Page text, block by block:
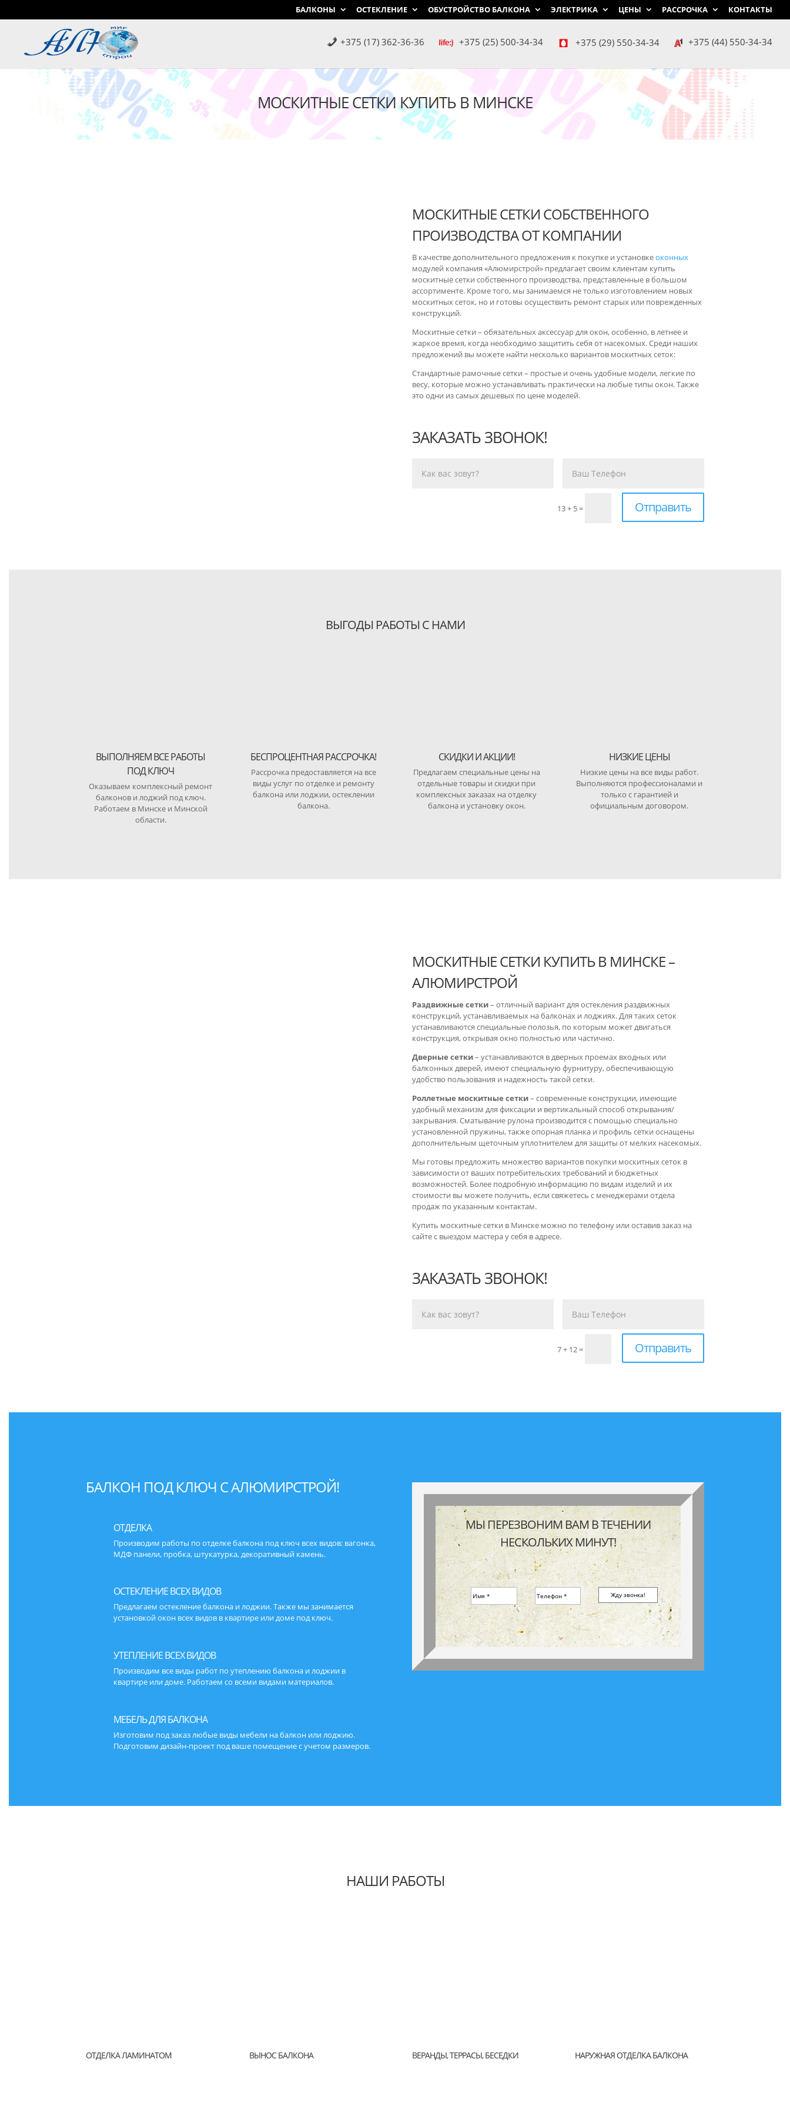
БАЛКОНЫ ОСТЕКЛЕНИЕ ОБУСТРОЙСТВО БАЛКОНА ЭЛЕКТРИКА ЦЕНЫ РАССРОЧКА КОНТАКТЫ
+375 (17) 362-36-36 +375 (25) 500-34-34 +375 (29) 550-34-34 +375 (44) 550-34-34
МОСКИТНЫЕ СЕТКИ КУПИТЬ В МИНСКЕ
МОСКИТНЫЕ СЕТКИ СОБСТВЕННОГО
ПРОИЗВОДСТВА ОТ КОМПАНИИ
В качестве дополнительного предложения к покупке и установкеоконных
модулей компания «Алюмирстрой» предлагает своим клиентам купить
москитные сетки собственного производства, представленные в большом
ассортименте. Кроме того, мы занимаемся не только изготовлением новых
москитных сеток, но и готовы осуществить ремонт старых или поврежденных
конструкций.
Москитные сетки – обязательных аксессуар для окон, особенно, в летнее и
жаркое время, когда необходимо защитить себя от насекомых. Среди наших
предложений вы можете найти несколько вариантов москитных сеток:
Стандартные рамочные сетки – простые и очень удобные модели, легкие по
весу, которые можно устанавливать практически на любые типы окон. Также
это одни из самых дешевых по цене моделей.
ЗАКАЗАТЬ ЗВОНОК!
13 + 5= Отправить
ВЫГОДЫ РАБОТЫ С НАМИ
ВЫПОЛНЯЕМ ВСЕ РАБОТЫ
ПОД КЛЮЧ
Оказываем комплексный ремонт
балконов и лоджий под ключ.
Работаем в Минске и Минской
области.
БЕСПРОЦЕНТНАЯ РАССРОЧКА!
Рассрочка предоставляется на все
виды услуг по отделке и ремонту
балкона или лоджии, остеклении
балкона.
СКИДКИ И АКЦИИ!
Предлагаем специальные цены на
отдельные товары и скидки при
комплексных заказах на отделку
балкона и установку окон.
НИЗКИЕ ЦЕНЫ
Низкие цены на все виды работ.
Выполняются профессионалами и
только с гарантией и
официальным договором.
МОСКИТНЫЕ СЕТКИ КУПИТЬ В МИНСКЕ –
АЛЮМИРСТРОЙ
Раздвижные сетки– отличный вариант для остекления раздвижных
конструкций, устанавливаемых на балконах и лоджиях. Для таких сеток
устанавливаются специальные полозья, по которым может двигаться
конструкция, открывая окно полностью или частично.
Дверные сетки– устанавливаются в дверных проемах входных или
балконных дверей, имеют специальную фурнитуру, обеспечивающую
удобство пользования и надежность такой сетки.
Роллетные москитные сетки– современные конструкции, имеющие
удобный механизм для фиксации и вертикальный способ открывания/
закрывания. Сматывание рулона производится с помощью специально
установленной пружины, также опорная планка и профиль сетки оснащены
дополнительным щеточным уплотнителем для защиты от мелких насекомых.
Мы готовы предложить множество вариантов покупки москитных сеток в
зависимости от ваших потребительских требований и бюджетных
возможностей. Более подробную информацию по видам изделий и их
стоимости вы можете получить, если свяжетесь с менеджерами отдела
продаж по указанным контактам.
Купить москитные сетки в Минске можно по телефону или оставив заказ на
сайте с выездом мастера у себя в адресе.
ЗАКАЗАТЬ ЗВОНОК!
7 + 12= Отправить
БАЛКОН ПОД КЛЮЧ С АЛЮМИРСТРОЙ!
ОТДЕЛКА
Производим работы по отделке балкона под ключ всех видов: вагонка,
МДФ панели, пробка, штукатурка, декоративный камень.
ОСТЕКЛЕНИЕ ВСЕХ ВИДОВ
Предлагаем остекление балкона и лоджии. Также мы занимается
установкой окон всех видов в квартире или доме под ключ.
УТЕПЛЕНИЕ ВСЕХ ВИДОВ
Производим все виды работ по утеплению балкона и лоджии в
квартире или доме. Работаем со всеми видами материалов.
МЕБЕЛЬ ДЛЯ БАЛКОНА
Изготовим под заказ любые виды мебели на балкон или лоджию.
Подготовим дизайн-проект под ваше помещение с учетом размеров.
МЫ ПЕРЕЗВОНИМ ВАМ В ТЕЧЕНИИ
НЕСКОЛЬКИХ МИНУТ!
НАШИ РАБОТЫ
ОТДЕЛКА ЛАМИНАТОМ ВЫНОС БАЛКОНА ВЕРАНДЫ, ТЕРРАСЫ, БЕСЕДКИ НАРУЖНАЯ ОТДЕЛКА БАЛКОНА